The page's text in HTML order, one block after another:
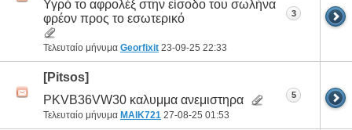
Υγρό το αφρολέξ στην είσοδο του σωλήνα
φρέον προς το εσωτερικό
Τελευταίο μήνυμα Georfixit 23-09-25 22:33
3
[Pitsos]
PKVB36VW30 καλυμμα ανεμιστηρα
Τελευταίο μήνυμα MAIK721 27-08-25 01:53
5